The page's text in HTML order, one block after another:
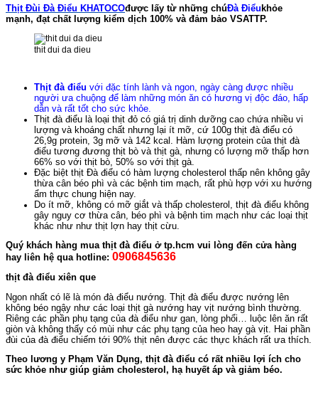
Thịt Đùi Đà Điểu KHATOCOđược lấy từ những chúĐà Điểu khỏe
mạnh, đạt chất lượng kiểm dịch 100% và đảm bảo VSATTP.
thit dui da dieu
Thịt đà điểu với đặc tính lành và ngon, ngày càng được nhiều
người ưa chuộng để làm những món ăn có hương vị độc đáo, hấp
dẫn và rất tốt cho sức khỏe.
Thịt đà điểu là loại thịt đỏ có giá trị dinh dưỡng cao chứa nhiều vi
lượng và khoáng chất nhưng lại ít mỡ, cứ 100g thịt đà điểu có
26,9g protein, 3g mỡ và 142 kcal. Hàm lượng protein của thịt đà
điểu tương đương thịt bò và thịt gà, nhưng có lượng mỡ thấp hơn
66% so với thịt bò, 50% so với thịt gà.
Đặc biệt thịt Đà điểu có hàm lượng cholesterol thấp nên không gây
thừa cân béo phì và các bệnh tim mạch, rất phù hợp với xu hướng
ẩm thực chung hiện nay.
Do ít mỡ, không có mỡ giắt và thấp cholesterol, thịt đà điểu không
gây nguy cơ thừa cân, béo phì và bệnh tim mạch như các loại thịt
khác như như thịt lợn hay thịt cừu.
Quý khách hàng mua thịt đà điểu ở tp.hcm vui lòng đến cửa hàng
hay liên hệ qua hotline: 0906845636
thịt đà điểu xiên que
Ngon nhất có lẽ là món đà điểu nướng. Thịt đà điểu được nướng lên
không béo ngậy như các loại thịt gà nướng hay vịt nướng bình thường.
Riêng các phần phụ tạng của đà điểu như gan, lòng phổi… luộc lên ăn rất
giòn và không thấy có mùi như các phụ tạng của heo hay gà vịt. Hai phần
đùi của đà điểu chiếm tới 90% thịt nên được các thực khách rất ưa thích.
Theo lương y Phạm Văn Dụng, thịt đà điểu có rất nhiều lợi ích cho
sức khỏe như giúp giảm cholesterol, hạ huyết áp và giảm béo.